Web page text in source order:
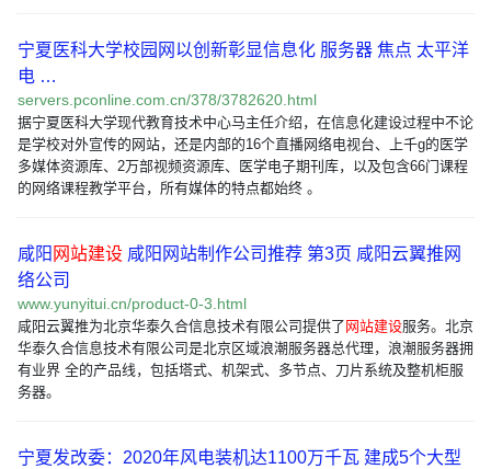
宁夏医科大学校园网以创新彰显信息化 服务器 焦点 太平洋
电 …
servers.pconline.com.cn/378/3782620.html
据宁夏医科大学现代教育技术中心马主任介绍，在信息化建设过程中不论
是学校对外宣传的网站，还是内部的16个直播网络电视台、上千g的医学
多媒体资源库、2万部视频资源库、医学电子期刊库，以及包含66门课程
的网络课程教学平台，所有媒体的特点都始终 。
咸阳 网站建设 咸阳网站制作公司推荐 第3页 咸阳云翼推网
络公司
www.yunyitui.cn/product-0-3.html
咸阳云翼推为北京华泰久合信息技术有限公司提供了 网站建设服务。北京
华泰久合信息技术有限公司是北京区域浪潮服务器总代理，浪潮服务器拥
有业界 全的产品线，包括塔式、机架式、多节点、刀片系统及整机柜服
务器。
宁夏发改委：2020年风电装机达1100万千瓦 建成5个大型